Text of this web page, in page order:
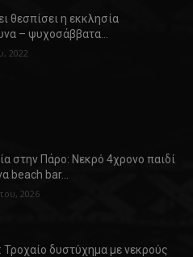
θεσπίσει η εκκλησία
– ψυχοσάββατα…
2022
στην Πάρο: Νεκρό 4χρονο παιδί
beach bar…
2026
δυστύχημα με νεκρούς